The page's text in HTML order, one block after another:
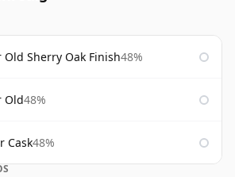
Old Sherry Oak Finish48%
Old48%
Cask48%